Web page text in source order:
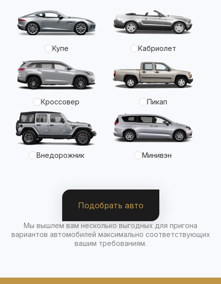
Купе Кабриолет
Кроссовер Пикап
Внедорожник Минивэн
Подобрать авто
Мы вышлем вам несколько выгодных для пригона
вариантов автомобилей максимально соответствующих
вашим требованиям.